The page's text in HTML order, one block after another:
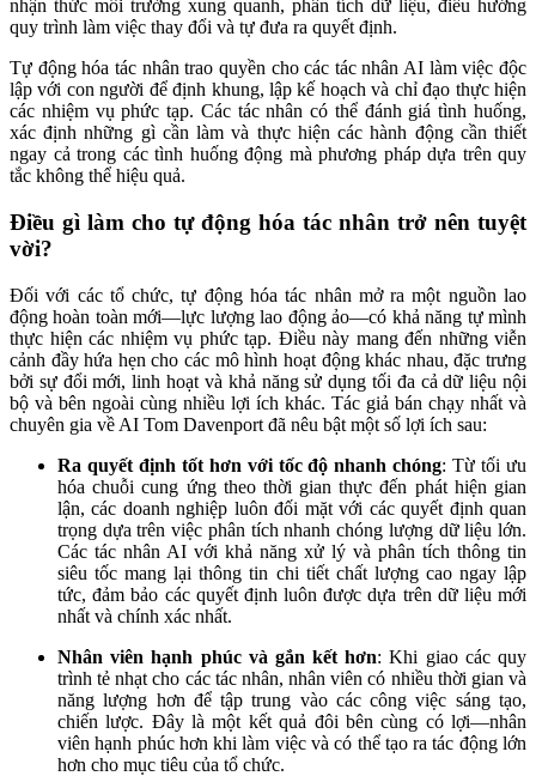
nhận thức môi trường xung quanh, phân tích dữ liệu, điều hướng
quy trình làm việc thay đổi và tự đưa ra quyết định.
Tự động hóa tác nhân trao quyền cho các tác nhân AI làm việc độc
lập với con người để định khung, lập kế hoạch và chỉ đạo thực hiện
các nhiệm vụ phức tạp. Các tác nhân có thể đánh giá tình huống,
xác định những gì cần làm và thực hiện các hành động cần thiết
ngay cả trong các tình huống động mà phương pháp dựa trên quy
tắc không thể hiệu quả.
Điều gì làm cho tự động hóa tác nhân trở nên tuyệt
vời?
Đối với các tổ chức, tự động hóa tác nhân mở ra một nguồn lao
động hoàn toàn mới—lực lượng lao động ảo—có khả năng tự mình
thực hiện các nhiệm vụ phức tạp. Điều này mang đến những viễn
cảnh đầy hứa hẹn cho các mô hình hoạt động khác nhau, đặc trưng
bởi sự đổi mới, linh hoạt và khả năng sử dụng tối đa cả dữ liệu nội
bộ và bên ngoài cùng nhiều lợi ích khác. Tác giả bán chạy nhất và
chuyên gia về AI Tom Davenport đã nêu bật một số lợi ích sau:
Ra quyết định tốt hơn với tốc độ nhanh chóng: Từ tối ưu
hóa chuỗi cung ứng theo thời gian thực đến phát hiện gian
lận, các doanh nghiệp luôn đối mặt với các quyết định quan
trọng dựa trên việc phân tích nhanh chóng lượng dữ liệu lớn.
Các tác nhân AI với khả năng xử lý và phân tích thông tin
siêu tốc mang lại thông tin chi tiết chất lượng cao ngay lập
tức, đảm bảo các quyết định luôn được dựa trên dữ liệu mới
nhất và chính xác nhất.
Nhân viên hạnh phúc và gắn kết hơn: Khi giao các quy
trình tẻ nhạt cho các tác nhân, nhân viên có nhiều thời gian và
năng lượng hơn để tập trung vào các công việc sáng tạo,
chiến lược. Đây là một kết quả đôi bên cùng có lợi—nhân
viên hạnh phúc hơn khi làm việc và có thể tạo ra tác động lớn
hơn cho mục tiêu của tổ chức.